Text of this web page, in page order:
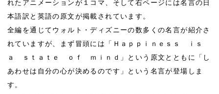
れたアニメーションが１コマ、そして右ページには名言の日
本語訳と英語の原文が掲載されています。
全編を通じてウォルト・ディズニーの数多くの名言が紹介さ
れていますが、まず冒頭には「Ｈａｐｐｉｎｅｓｓ ｉｓ
ａ ｓｔａｔｅ ｏｆ ｍｉｎｄ」という原文とともに「し
あわせは自分の心が決めるのです」という名言が登場しま
す。